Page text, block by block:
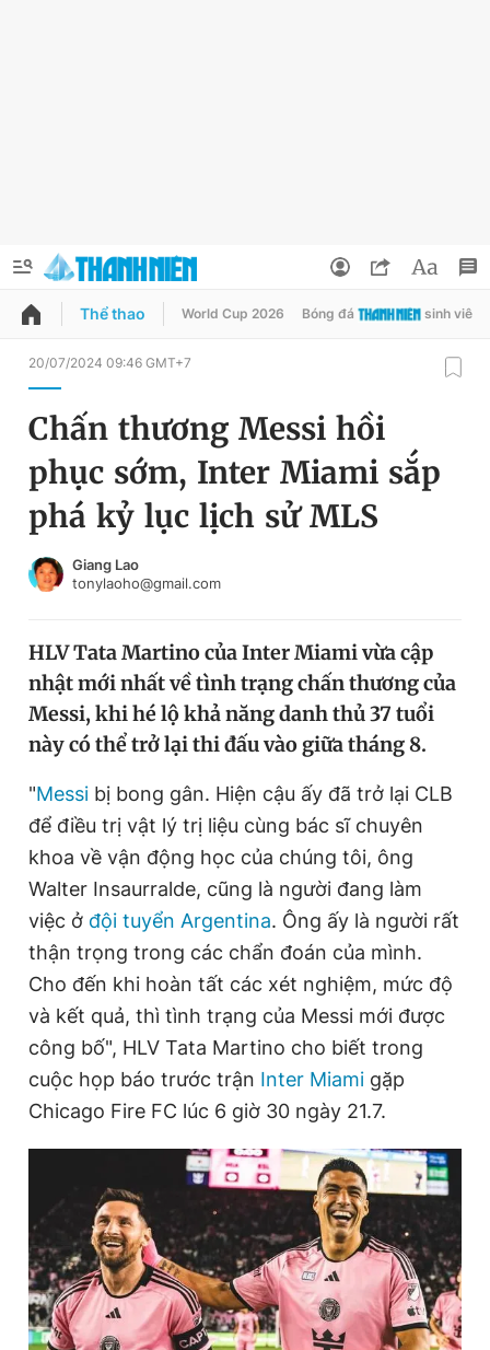
QUẢNG CÁO ĐẶT BÁO
Chuyên mục
Chuyên mục khác
Chào ngày mới
Video Magazine
Tiện ích Bạn cần biết
Thông tin tòa soạn Liên hệ quảng cáo
Đọc Thanh Niên trên điện thoại
Theo dõi báo trên
Hotline
0906 645 777
Liên hệ quảng cáo
0908 780 404
Đặt báo Quảng cáo RSS Tòa soạn Chính sách bảo
Đổi mật khẩu
Tin đã lưu
Tin đã xem
Đăng xuất
Thể thao World Cup 2026 Bóng đá sinh viên
20/07/2024 09:46 GMT+7
Chấn thương Messi hồi
phục sớm, Inter Miami sắp
phá kỷ lục lịch sử MLS
Giang Lao
tonylaoho@gmail.com
HLV Tata Martino của Inter Miami vừa cập
nhật mới nhất về tình trạng chấn thương của
Messi, khi hé lộ khả năng danh thủ 37 tuổi
này có thể trở lại thi đấu vào giữa tháng 8.
"Messi bị bong gân. Hiện cậu ấy đã trở lại CLB
để điều trị vật lý trị liệu cùng bác sĩ chuyên
khoa về vận động học của chúng tôi, ông
Walter Insaurralde, cũng là người đang làm
việc ở đội tuyển Argentina. Ông ấy là người rất
thận trọng trong các chẩn đoán của mình.
Cho đến khi hoàn tất các xét nghiệm, mức độ
và kết quả, thì tình trạng của Messi mới được
công bố", HLV Tata Martino cho biết trong
cuộc họp báo trước trận Inter Miami gặp
Chicago Fire FC lúc 6 giờ 30 ngày 21.7.